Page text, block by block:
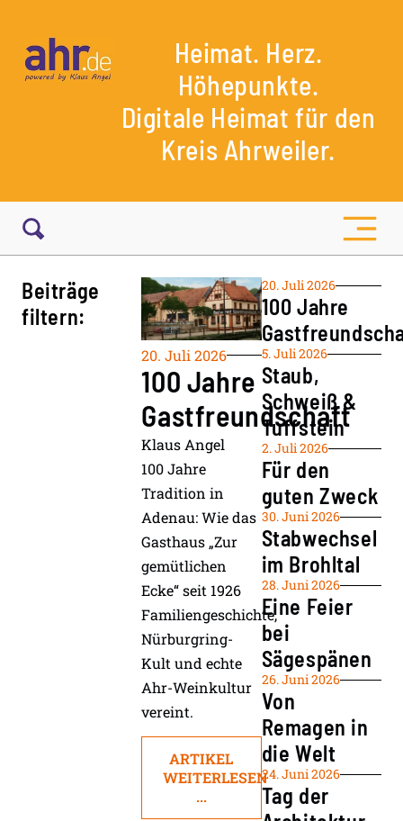
Heimat. Herz.
Höhepunkte.
Digitale Heimat für den
Kreis Ahrweiler.
20. Juli 2026
100 Jahre
5. Juli 2026
Staub,
Schweiß &
Tuffstein
2. Juli 2026
Für den
guten Zweck
30. Juni 2026
Stabwechsel
im Brohltal
28. Juni 2026
Eine Feier
bei
Sägespänen
26. Juni 2026
Von
Remagen in
die Welt
24. Juni 2026
Tag der
20. Juli 2026
100 Jahre
Gastfreundschaft
Klaus Angel
100 Jahre
Tradition in
Adenau: Wie das
Gasthaus „Zur
gemütlichen
Ecke“ seit 1926
Familiengeschichte,
Nürburgring-
Kult und echte
Ahr-Weinkultur
vereint.
ARTIKEL
WEITERLESEN
...
Beiträge
filtern: